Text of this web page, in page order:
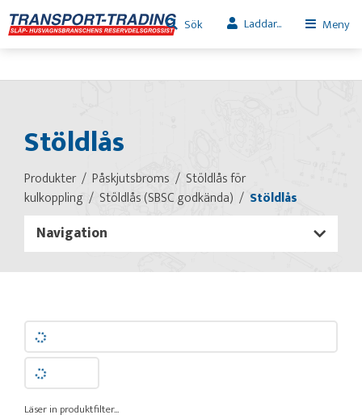
Sök Laddar... Meny
Stöldlås
Produkter Påskjutsbroms
Stöldlås för
kulkoppling
Stöldlås (SBSC godkända) Stöldlås
Navigation
Läser in produktfilter...